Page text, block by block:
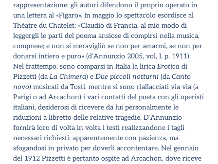
rappresentazione; gli autori difendono il proprio operato in
una lettera al «Figaro». In maggio lo spettacolo esordisce al
Théatre du Chatelet: «Claudio di Francia, al mio modo di
leggergli le parti del poema ansiose di compirsi nella musica,
comprese; e non si meravigliò se non per amarmi, se non per
donarsi intiero e puro» (d’Annunzio 2005, vol, I, p. 1911).
Nel frattempo, sono comparsi in Italia la lirica Eroticadi
Pizzetti (da La Chimera) e Due piccoli notturni (da Canto
novo) musicati da Tosti, mentre si sono riallacciati via via (a
Parigi o ad Arcachon) i vari contatti del poeta con gli operisti
italiani, desiderosi di ricevere da lui personalmente le
riduzioni a libretto delle relative tragedie. D’Annunzio
fornirà loro di volta in volta i testi realizzandone i tagli
necessari richiesti: apparentemente con pazienza, ma
sfogandosi in privato per doverli accontentare. Nel gennaio
del 1912 Pizzetti è pertanto ospite ad Arcachon, dove riceve